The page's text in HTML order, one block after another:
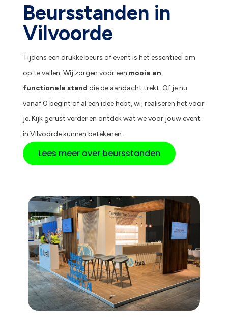
Beursstanden in
Vilvoorde
Tijdens een drukke beurs of event is het essentieel om
op te vallen. Wij zorgen voor een mooie en
functionele stand die de aandacht trekt. Of je nu
vanaf 0 begint of al een idee hebt, wij realiseren het voor
je. Kijk gerust verder en ontdek wat we voor jouw event
in Vilvoorde kunnen betekenen.
Lees meer over beursstanden